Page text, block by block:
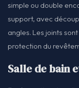
simple ou double
support, avec
angles. Les joints
protection du
Salle de bain